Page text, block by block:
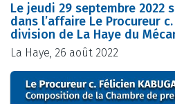
Le jeudi 29 septembre 2022
dans l’affaire Le Procureur
division de La Haye du
La Haye, 26 août 2022